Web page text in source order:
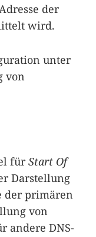
der
wird.
unter
von
fürStart Of
Darstellung
der primären
von
andere DNS-